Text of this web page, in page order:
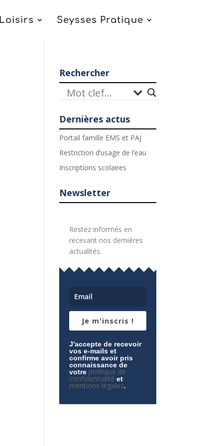
Seysses Pratique
Rechercher
Dernières actus
Portail famille EMS et PAJ
Restriction d’usage de l’eau
Inscriptions scolaires
Newsletter
Restez informés en
recevant nos dernières
actualités.
Je m'inscris !
J'accepte de recevoir
vos e-mails et
confirme avoir pris
connaissance de
votre politique de
confidentialité et
mentions légales.